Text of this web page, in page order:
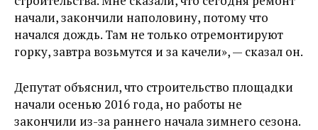
начали, закончили наполовину, потому что
начался дождь. Там не только отремонтируют
горку, завтра возьмутся и за качели», — сказал он.
Депутат объяснил, что строительство площадки
начали осенью 2016 года, но работы не
закончили из-за раннего начала зимнего сезона.